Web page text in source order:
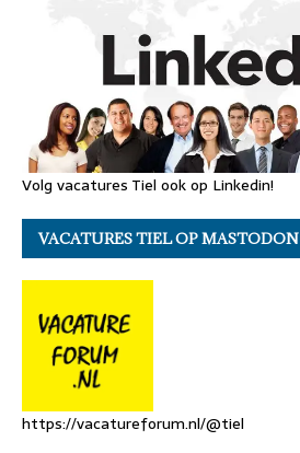
Volg vacatures Tiel ook op Linkedin!
VACATURES TIEL OP MASTODON
https://vacatureforum.nl/@tiel